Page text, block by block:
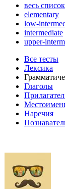
весь список
elementary
low-
intermediate
upper-
Все тесты
Лексика
Глаголы
Наречия